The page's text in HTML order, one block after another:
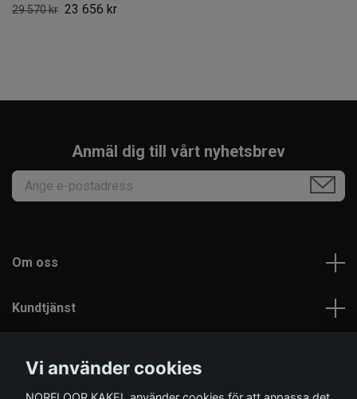
29 570 kr 23 656 kr
Anmäl dig till vårt nyhetsbrev
Om oss
Kundtjänst
Vi använder cookies